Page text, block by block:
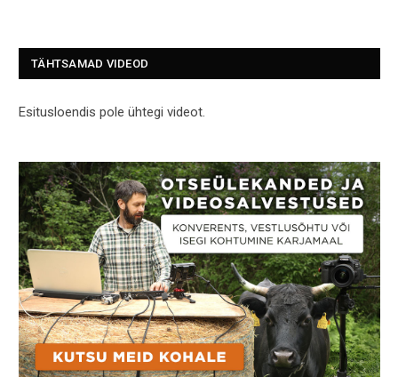
TÄHTSAMAD VIDEOD
Esitusloendis pole ühtegi videot.